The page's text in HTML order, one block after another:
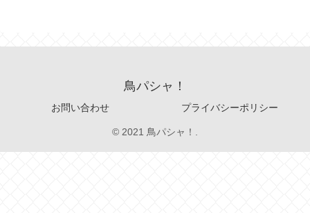
鳥パシャ！
お問い合わせ プライバシーポリシー
© 2021 鳥パシャ！.